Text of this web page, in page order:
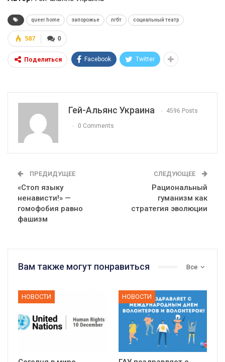
queer home запорожье лгбт социальный театр
0
587
Поделиться Facebook Twitter
Гей-Альянс Украина 4596 Posts
0 Comments
ПРЕДИДУЩЕЕ
«Стоп языку
ненависти!» —
гомофобия равно
фашизм
СЛЕДУЮЩЕЕ
Рациональный
гуманизм как
стратегия эволюции
Все
Вам также могут понравиться
НОВОСТИ НОВОСТИ